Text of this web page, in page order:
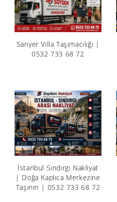
Sarıyer Villa Taşımacılığı |
0532 733 68 72
İstanbul Sındırgı Nakliyat
| Doğa Kaplıca Merkezine
Taşının | 0532 733 68 72